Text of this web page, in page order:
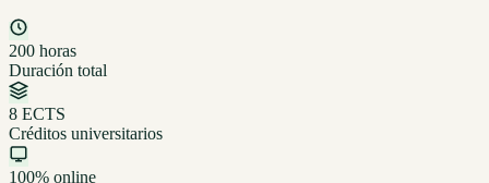
200 horas
Duración total
8 ECTS
Créditos universitarios
100% online